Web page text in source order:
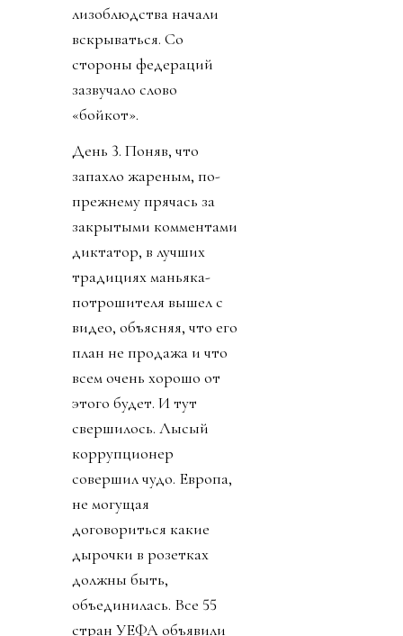
лизоблюдства начали
вскрываться. Со
стороны федераций
зазвучало слово
«бойкот».
День 3. Поняв, что
запахло жареным, по-
прежнему прячась за
закрытыми комментами
диктатор, в лучших
традициях маньяка-
потрошителя вышел с
видео, объясняя, что его
план не продажа и что
всем очень хорошо от
этого будет. И тут
свершилось. Лысый
коррупционер
совершил чудо. Европа,
не могущая
договориться какие
дырочки в розетках
должны быть,
объединилась. Все 55
стран УЕФА объявили